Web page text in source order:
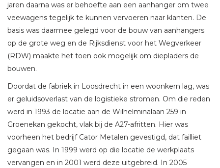
jaren daarna was er behoefte aan een aanhanger om twee
veewagens tegelijk te kunnen vervoeren naar klanten. De
basis was daarmee gelegd voor de bouw van aanhangers
op de grote weg en de Rijksdienst voor het Wegverkeer
(RDW) maakte het toen ook mogelijk om diepladers de
bouwen.
Doordat de fabriek in Loosdrecht in een woonkern lag, was
er geluidsoverlast van de logistieke stromen. Om die reden
werd in 1993 de locatie aan de Wilhelminalaan 259 in
Groenekan gekocht, vlak bij de A27-afritten. Hier was
voorheen het bedrijf Cator Metalen gevestigd, dat failliet
gegaan was. In 1999 werd op die locatie de werkplaats
vervangen en in 2001 werd deze uitgebreid. In 2005